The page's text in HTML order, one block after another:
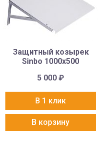
Защитный козырек
Sinbo 1000х500
5 000₽
В 1 клик
В корзину